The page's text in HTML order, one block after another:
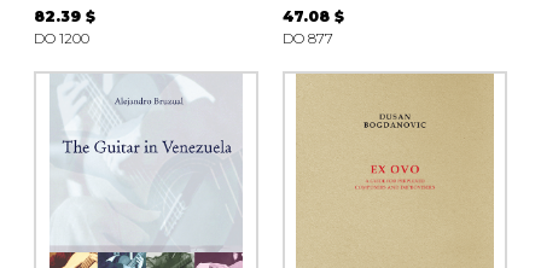
82.39 $
DO 1200
47.08 $
DO 877